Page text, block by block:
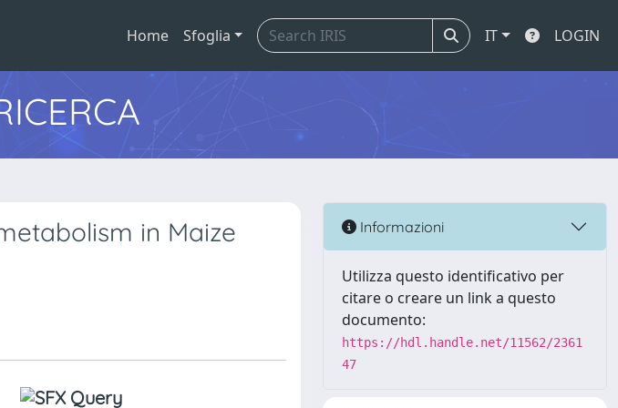
Home Sfoglia IT LOGIN
in Maize
Informazioni
Utilizza questo identificativo per
citare o creare un link a questo
documento:
https://hdl.handle.net/11562/2361
47